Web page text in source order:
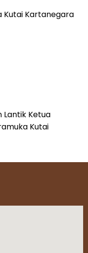
Kutai Kartanegara
Lantik Ketua
Kutai